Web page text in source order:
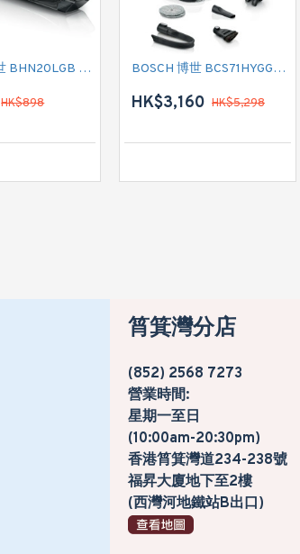
BOSCH 博世 BHN20LGB 手提無線吸塵機
HK$898
BOSCH 博世 BCS71HYGGB 充電式二合一吸塵拖把
HK$3,160 HK$5,298
筲箕灣分店
(852) 2568 7273
營業時間:
星期一至日
(10:00am-20:30pm)
香港筲箕灣道234-238號
福昇大廈地下至2樓
(西灣河地鐵站B出口)